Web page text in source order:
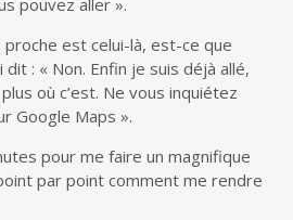
proche est celui-là, est-ce que
dit : « Non. Enfin je suis déjà allé,
où c’est. Ne vous inquiétez
Google Maps ».
pour me faire un magnifique
par point comment me rendre